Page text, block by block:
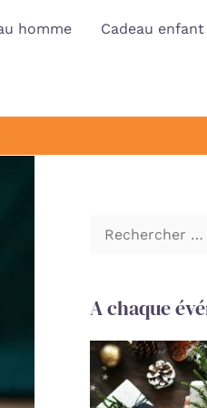
homme Cadeau enfant
c
e
r
A chaque